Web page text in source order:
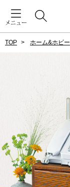
メニュー
TOP ホーム&ホビー